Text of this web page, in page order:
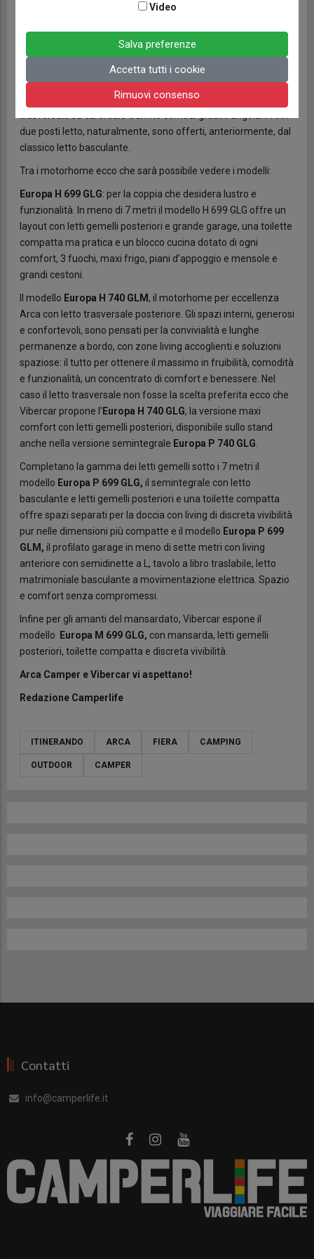
con un doppio pavimento accessibile dall’esterno dall’interno e
un garage posteriore, sotto al letto trasversale di buone
dimensioni e con sportelli su entrambi i lati del camper. Il
layout interno offre tanto spazio di movimento nonostante le
dimensioni ridotte. La zona notte è formata da un letto
trasversale su cui si sale tramite comodi gradini angolari. Altri
due posti letto, naturalmente, sono offerti, anteriormente, dal
classico letto basculante.
Tra i motorhome ecco che sarà possibile vedere i modelli:
Europa H 699 GLG: per la coppia che desidera lustro e
funzionalità. In meno di 7 metri il modello H 699 GLG offre un
layout con letti gemelli posteriori e grande garage, una toilette
compatta ma pratica e un blocco cucina dotato di ogni
comfort, 3 fuochi, maxi frigo, piani d’appoggio e mensole e
grandi cestoni.
Il modello Europa H 740 GLM, il motorhome per eccellenza
Arca con letto trasversale posteriore. Gli spazi interni, generosi
e confortevoli, sono pensati per la convivialità e lunghe
permanenze a bordo, con zone living accoglienti e soluzioni
spaziose: il tutto per ottenere il massimo in fruibilità, comodità
e funzionalità, un concentrato di comfort e benessere. Nel
caso il letto trasversale non fosse la scelta preferita ecco che
Vibercar propone l’ Europa H 740 GLG, la versione maxi
comfort con letti gemelli posteriori, disponibile sullo stand
anche nella versione semintegrale Europa P 740 GLG.
Completano la gamma dei letti gemelli sotto i 7 metri il
modello Europa P 699 GLG, il semintegrale con letto
basculante e letti gemelli posteriori e una toilette compatta
offre spazi separati per la doccia con living di discreta vivibilità
pur nelle dimensioni più compatte e il modello Europa P 699
GLM, il profilato garage in meno di sette metri con living
anteriore con semidinette a L, tavolo a libro traslabile, letto
matrimoniale basculante a movimentazione elettrica. Spazio
e comfort senza compromessi.
Infine per gli amanti del mansardato, Vibercar espone il
modello
Europa M 699 GLG, con mansarda, letti gemelli
posteriori, toilette compatta e discreta vivibilità.
Arca Camper e Vibercar vi aspettano!
Redazione Camperlife
ITINERANDO ARCA FIERA CAMPING
OUTDOOR CAMPER
Contatti
info@camperlife.it
Video
Salva preferenze
Accetta tutti i cookie
Rimuovi consenso